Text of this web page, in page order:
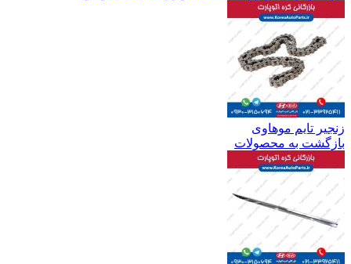
زنجیر تایم موهاوی
بازگشت به محصولات